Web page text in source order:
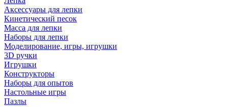
Аксессуары для лепки
Кинетический песок
Масса для лепки
Наборы для лепки
Моделирование, игры, игрушки
3D ручки
Игрушки
Конструкторы
Наборы для опытов
Настольные игры
Пазлы